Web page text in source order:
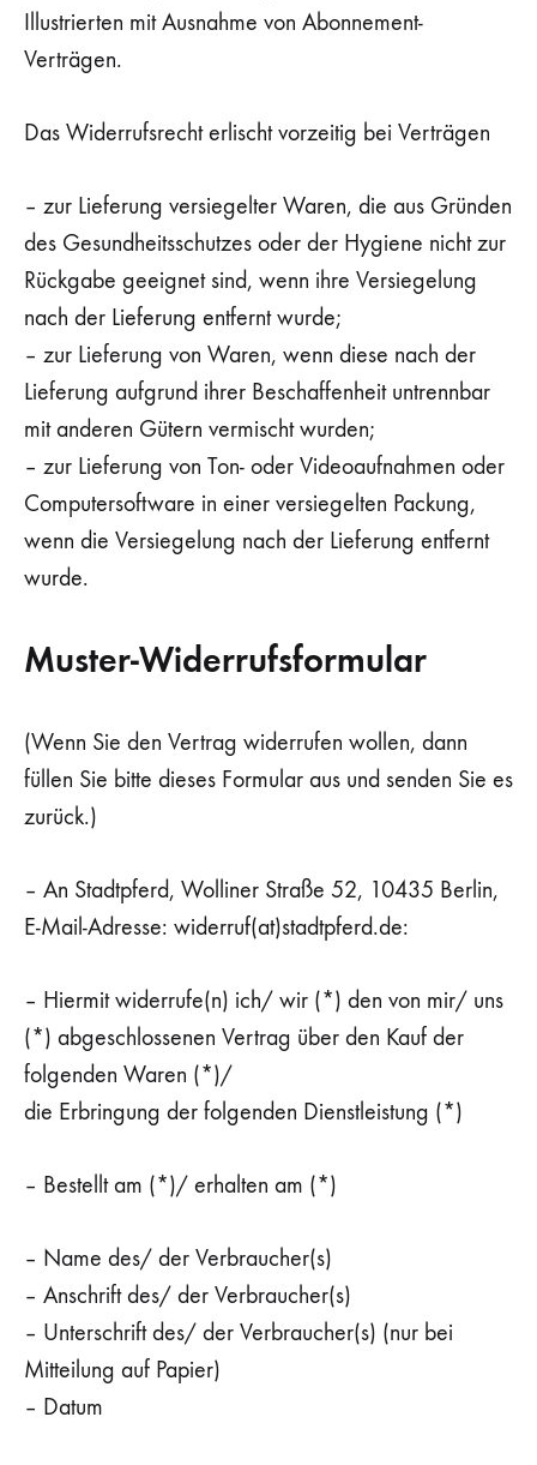
Illustrierten mit Ausnahme von Abonnement-
Verträgen.
Das Widerrufsrecht erlischt vorzeitig bei Verträgen
– zur Lieferung versiegelter Waren, die aus Gründen
des Gesundheitsschutzes oder der Hygiene nicht zur
Rückgabe geeignet sind, wenn ihre Versiegelung
nach der Lieferung entfernt wurde;
– zur Lieferung von Waren, wenn diese nach der
Lieferung aufgrund ihrer Beschaffenheit untrennbar
mit anderen Gütern vermischt wurden;
– zur Lieferung von Ton- oder Videoaufnahmen oder
Computersoftware in einer versiegelten Packung,
wenn die Versiegelung nach der Lieferung entfernt
wurde.
Muster-Widerrufsformular
(Wenn Sie den Vertrag widerrufen wollen, dann
füllen Sie bitte dieses Formular aus und senden Sie es
zurück.)
– An Stadtpferd, Wolliner Straße 52, 10435 Berlin,
E-Mail-Adresse: widerruf(at)stadtpferd.de:
– Hiermit widerrufe(n) ich/ wir (*) den von mir/ uns
(*) abgeschlossenen Vertrag über den Kauf der
folgenden Waren (*)/
die Erbringung der folgenden Dienstleistung (*)
– Bestellt am (*)/ erhalten am (*)
– Name des/ der Verbraucher(s)
– Anschrift des/ der Verbraucher(s)
– Unterschrift des/ der Verbraucher(s) (nur bei
Mitteilung auf Papier)
– Datum